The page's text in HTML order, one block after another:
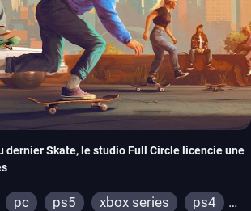
dernier Skate, le studio Full Circle licencie une
pc ps5 xbox series
ps4